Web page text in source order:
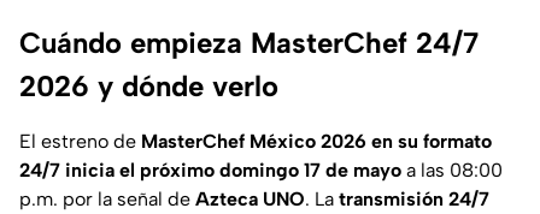
Cuándo empieza MasterChef 24/7
2026 y dónde verlo
El estreno de MasterChef México 2026 en su formato
24/7 inicia el próximo domingo 17 de mayo a las 08:00
p.m. por la señal de Azteca UNO. La transmisión 24/7